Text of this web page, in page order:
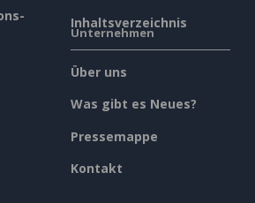
Inhaltsverzeichnis
Unternehmen
Über uns
Was gibt es Neues?
Pressemappe
Kontakt